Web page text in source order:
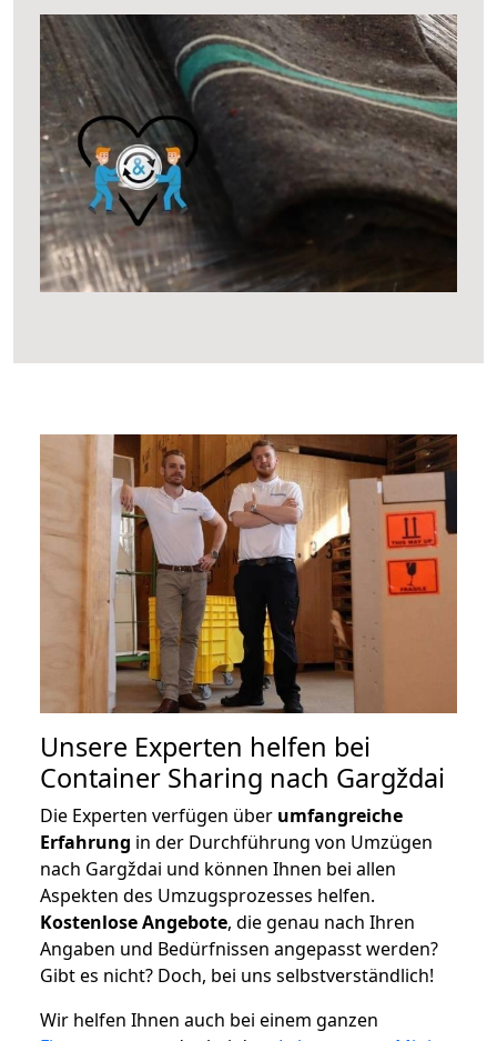
Unsere Experten helfen bei
Container Sharing nach Gargždai
Die Experten verfügen über umfangreiche
Erfahrung in der Durchführung von Umzügen
nach Gargždai und können Ihnen bei allen
Aspekten des Umzugsprozesses helfen.
Kostenlose Angebote, die genau nach Ihren
Angaben und Bedürfnissen angepasst werden?
Gibt es nicht? Doch, bei uns selbstverständlich!
Wir helfen Ihnen auch bei einem ganzen